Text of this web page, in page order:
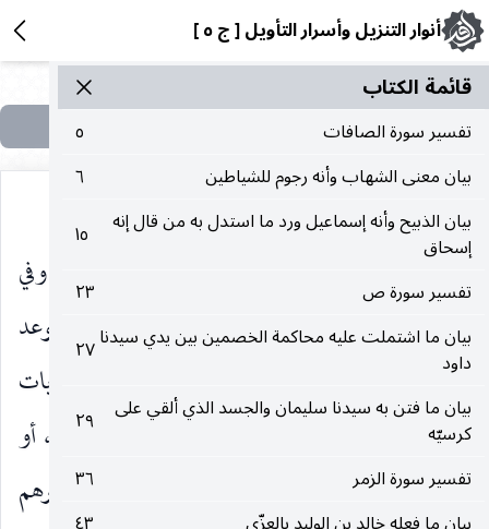
أنوار التنزيل وأسرار التأويل [ ج ٥ ]
قائمة الکتاب
تفسير سورة الصافات
٥
بيان معنى الشهاب وأنه رجوم للشياطين
٦
بيان الذبيح وأنه إسماعيل ورد ما استدل به من قال إنه
إسحاق
١٥
تفسير سورة ص
٢٣
بيان ما اشتملت عليه محاكمة الخصمين بين يدي سيدنا
داود
٢٧
بيان ما فتن به سيدنا سليمان والجسد الذي ألقي على
كرسيّه
٢٩
تفسير سورة الزمر
٣٦
النظم للإشعار بأن العمدة في فلاح المؤمنين فضل الله وفي
هلاك الكافرين أن خسروا أنفسهم ، وللتصريح بالوعد
والتعريض بالوعيد قضية للكرم أو بما يليه ، والمراد بآيات
الله دلائل قدرته واستبداده بأمر السموات والأرض ، أو
كلمات توحيده وتمجيده وتخصيص الخسار بهم لأن غيرهم